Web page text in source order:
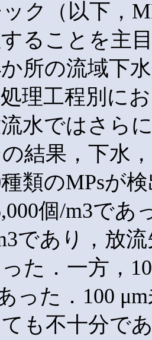
ク（以下，
ることを主
所の流域下
理工程別に
水ではさら
結果，下水
類のMPsが
個/m3であ
であり，放
た．一方，
った．100
も不十分で